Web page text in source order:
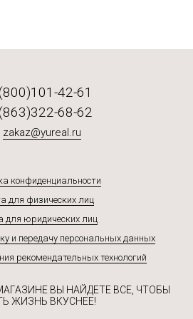
42-61
68-62
zakaz@yureal.ru
конфиденциальности
для физических лиц
для юридических лиц
и передачу персональных данных
рекомендательных технологий
ВЫ НАЙДЕТЕ ВСЕ, ЧТОБЫ
ЖИЗНЬ ВКУСНЕЕ!